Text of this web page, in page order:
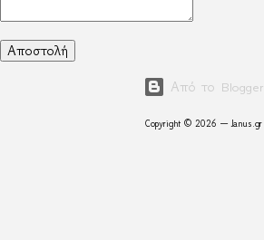
Από το Blogger
Copyright © 2026 — Janus.gr